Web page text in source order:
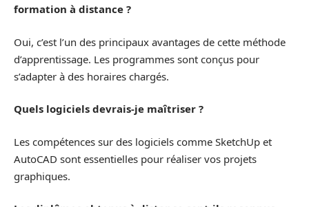
formation à distance ?
Oui, c’est l’un des principaux avantages de cette méthode
d’apprentissage. Les programmes sont conçus pour
s’adapter à des horaires chargés.
Quels logiciels devrais-je maîtriser ?
Les compétences sur des logiciels comme SketchUp et
AutoCAD sont essentielles pour réaliser vos projets
graphiques.